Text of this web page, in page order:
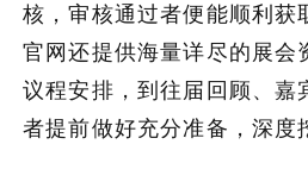
核，审核通过者便能顺利获
官网还提供海量详尽的展会
议程安排，到往届回顾、嘉
者提前做好充分准备，深度